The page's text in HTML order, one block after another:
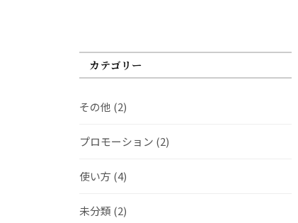
カテゴリー
その他 (2)
プロモーション (2)
使い方 (4)
未分類 (2)